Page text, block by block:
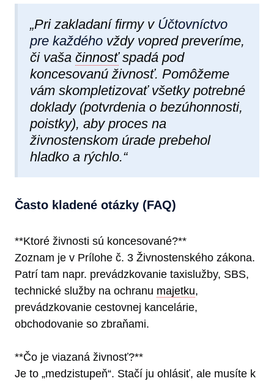
„Pri zakladaní firmy v Účtovníctvo
pre každého vždy vopred preveríme,
či vaša činnosťspadá pod
koncesovanú živnosť. Pomôžeme
vám skompletizovať všetky potrebné
doklady (potvrdenia o bezúhonnosti,
poistky), aby proces na
živnostenskom úrade prebehol
hladko a rýchlo.“
Často kladené otázky (FAQ)
**Ktoré živnosti sú koncesované?**
Zoznam je v Prílohe č. 3 Živnostenského zákona.
Patrí tam napr. prevádzkovanie taxislužby, SBS,
technické služby na ochranu majetku,
prevádzkovanie cestovnej kancelárie,
obchodovanie so zbraňami.
**Čo je viazaná živnosť?**
Je to „medzistupeň“. Stačí ju ohlásiť, ale musíte k